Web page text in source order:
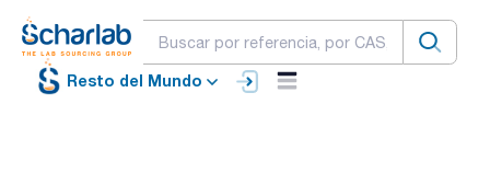
Resto del Mundo